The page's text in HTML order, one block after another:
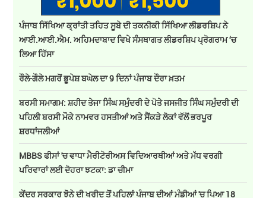
ਪੰਜਾਬ ਸਿੱਖਿਆ ਕ੍ਰਾਂਤੀ ਤਹਿਤ ਸੂਬੇ ਦੀ ਤਕਨੀਕੀ ਸਿੱਖਿਆ ਲੀਡਰਸ਼ਿਪ ਨੇ
ਆਈ.ਆਈ.ਐਮ. ਅਹਿਮਦਾਬਾਦ ਵਿਖੇ ਸੰਸਥਾਗਤ ਲੀਡਰਸ਼ਿਪ ਪ੍ਰੋਗਰਾਮ ‘ਚ
ਲਿਆ ਹਿੱਸਾ
ਰੌਲੇ-ਗੌਲੇ ਮਗਰੋਂ ਭੂਪੇਸ਼ ਬਘੇਲ ਦਾ 9 ਦਿਨਾਂ ਪੰਜਾਬ ਦੌਰਾ ਖ਼ਤਮ
ਬਰਸੀ ਸਮਾਗਮ: ਸ਼ਹੀਦ ਤੇਜਾ ਸਿੰਘ ਸਮੁੰਦਰੀ ਦੇ ਪੋਤੇ ਜਸਜੀਤ ਸਿੰਘ ਸਮੁੰਦਰੀ ਦੀ
ਪਹਿਲੀ ਬਰਸੀ ਮੌਕੇ ਨਾਮਵਰ ਹਸਤੀਆਂ ਅਤੇ ਸੈਂਕੜੇ ਲੋਕਾਂ ਵੱਲੋਂ ਭਰਪੂਰ
ਸ਼ਰਧਾਂਜਲੀਆਂ
MBBS ਫੀਸਾਂ 'ਚ ਵਾਧਾ ਮੈਰੀਟੋਰੀਅਸ ਵਿਦਿਆਰਥੀਆਂ ਅਤੇ ਮੱਧ ਵਰਗੀ
ਪਰਿਵਾਰਾਂ ਲਈ ਦੋਹਰਾ ਝਟਕਾ: ਡਾ ਚੀਮਾ
ਕੇਂਦਰ ਸਰਕਾਰ ਝੋਨੇ ਦੀ ਖਰੀਦ ਤੋਂ ਪਹਿਲਾਂ ਪੰਜਾਬ ਦੀਆਂ ਮੰਡੀਆਂ 'ਚ ਪਿਆ 18